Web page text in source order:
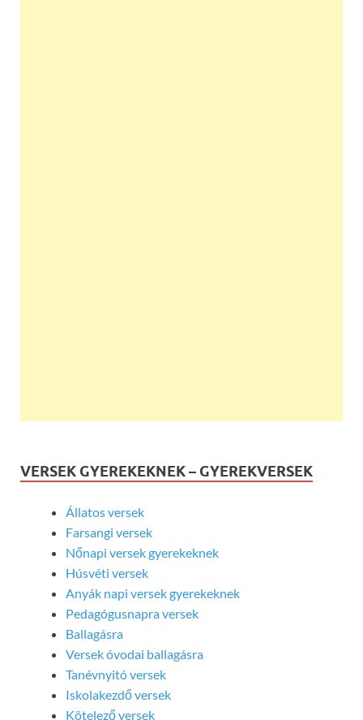
VERSEK GYEREKEKNEK – GYEREKVERSEK
Állatos versek
Farsangi versek
Nőnapi versek gyerekeknek
Húsvéti versek
Anyák napi versek gyerekeknek
Pedagógusnapra versek
Ballagásra
Versek óvodai ballagásra
Tanévnyitó versek
Iskolakezdő versek
Kötelező versek